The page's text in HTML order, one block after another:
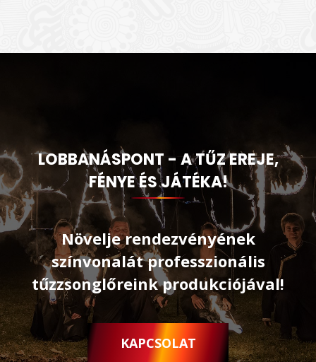
LOBBANÁSPONT - A TŰZ EREJE,
FÉNYE ÉS JÁTÉKA!
Növelje rendezvényének
színvonalát professzionális
tűzzsonglőreink produkciójával!
KAPCSOLAT